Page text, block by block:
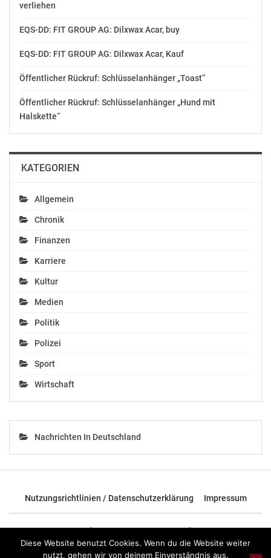
verliehen
EQS-DD: FIT GROUP AG: Dilxwax Acar, buy
EQS-DD: FIT GROUP AG: Dilxwax Acar, Kauf
Öffentlicher Rückruf: Schlüsselanhänger „Toast“
Öffentlicher Rückruf: Schlüsselanhänger „Hund mit
Halskette“
KATEGORIEN
Allgemein
Chronik
Finanzen
Karriere
Kultur
Medien
Politik
Polizei
Sport
Wirtschaft
Nachrichten In Deutschland
Nutzungsrichtlinien / Datenschutzerklärung Impressum
© 2026 - TOP News Österreich - Nachrichten aus Österreich und der
ganzen Welt.
Diese Website benutzt Cookies. Wenn du die Website weiter
nutzt, gehen wir von deinem Einverständnis aus.